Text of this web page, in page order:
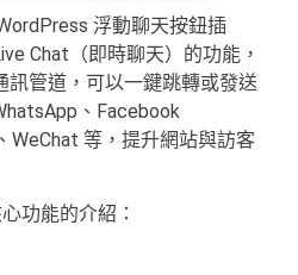
浮動聊天按鈕插
Chat（即時聊天）的功能，
訊管道，可以一鍵跳轉或發送
、Facebook
WeChat 等，提升網站與訪客
功能的介紹：